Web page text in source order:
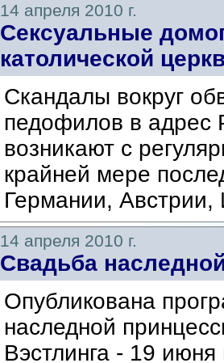
14 апреля 2010 г.
Сексуальные
католической
Cкандалы вокруг
педофилов в адрес
возникают с
крайней мере
Германии,
14 апреля 2010 г.
Свадьба
Опубликована
наследной
Вэстлинга - 19